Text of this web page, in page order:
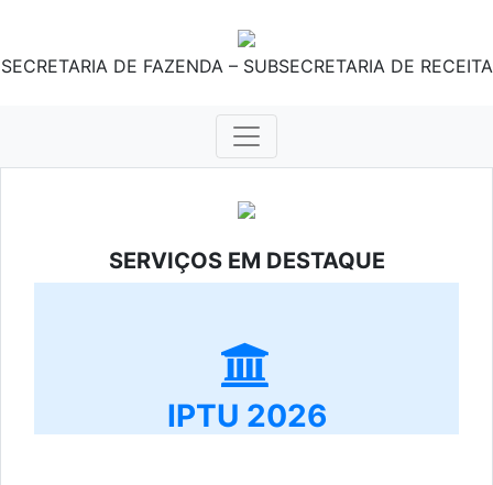
SECRETARIA DE FAZENDA – SUBSECRETARIA DE RECEITA
SERVIÇOS EM DESTAQUE
IPTU 2026